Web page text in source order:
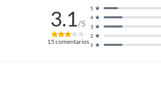
3.1/5
15 comentarios 1
2
3
4
5